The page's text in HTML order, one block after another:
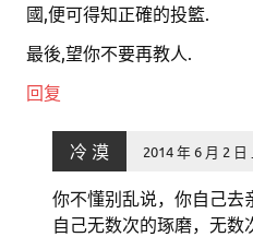
國,便可得知正確的投籃.
最後,望你不要再教人.
回复
冷 漠 2014 年 6 月 2 日
你不懂别乱说，你自己去
自己无数次的琢磨，无数